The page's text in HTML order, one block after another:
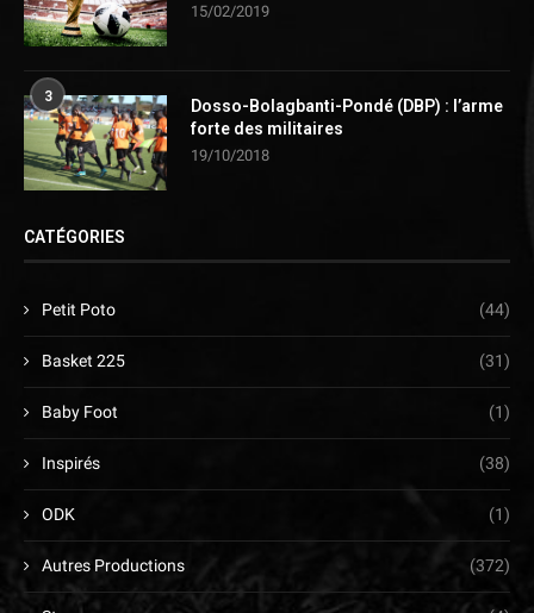
15/02/2019
3
Dosso-Bolagbanti-Pondé (DBP) : l’arme
forte des militaires
19/10/2018
CATÉGORIES
Petit Poto (44)
Basket 225 (31)
Baby Foot (1)
Inspirés (38)
ODK (1)
Autres Productions (372)